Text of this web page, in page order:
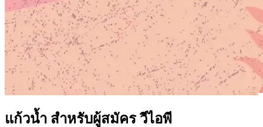
แก้วน้ำ สำหรับผู้สมัคร วีไอพี